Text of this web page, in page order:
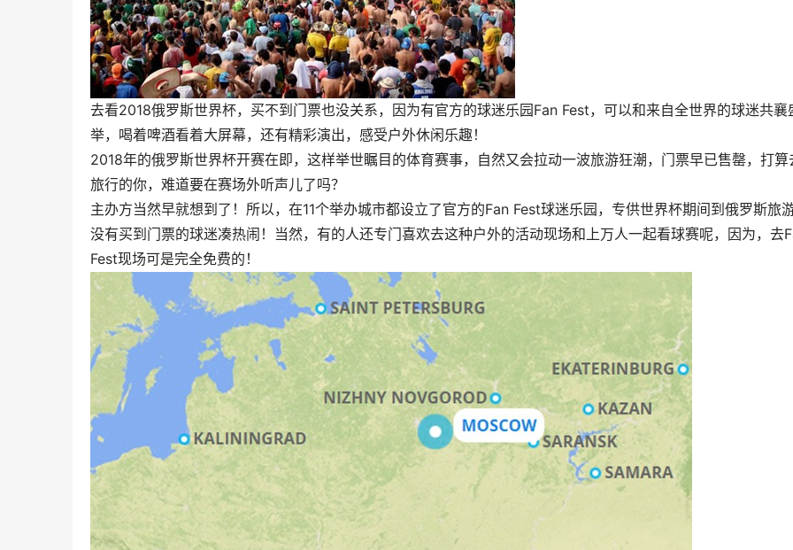
去看2018俄罗斯世界杯，买不到门票也没关系，因为有官方的球迷乐园Fan Fest，可以和来自全世界的球迷共襄
举，喝着啤酒看着大屏幕，还有精彩演出，感受户外休闲乐趣！
2018年的俄罗斯世界杯开赛在即，这样举世瞩目的体育赛事，自然又会拉动一波旅游狂潮，门票早已售罄，打算
旅行的你，难道要在赛场外听声儿了吗？
主办方当然早就想到了！所以，在11个举办城市都设立了官方的Fan Fest球迷乐园，专供世界杯期间到俄罗斯旅
没有买到门票的球迷凑热闹！当然，有的人还专门喜欢去这种户外的活动现场和上万人一起看球赛呢，因为，去
Fest现场可是完全免费的！